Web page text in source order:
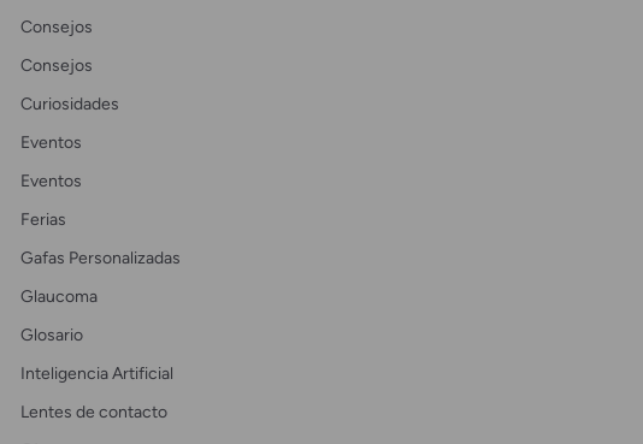
Consejos
Consejos
Curiosidades
Eventos
Eventos
Ferias
Gafas Personalizadas
Glaucoma
Glosario
Inteligencia Artificial
Lentes de contacto